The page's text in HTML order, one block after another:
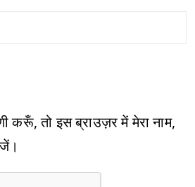
करूँ, तो इस ब्राउज़र में मेरा नाम,